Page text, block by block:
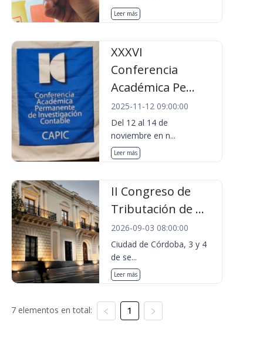
Leer más
XXXVI
Conferencia
Académica Pe...
2025-11-12 09:00:00
Del 12 al 14 de
noviembre en n...
Leer más
II Congreso de
Tributación de ...
2026-09-03 08:00:00
Ciudad de Córdoba, 3 y 4
de se...
Leer más
7 elementos en total: 1